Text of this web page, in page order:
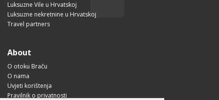
Luksuzne Vile u Hrvatskoj
Luksuzne nekretnine u Hrvatskoj
Travel partners
About
O otoku Braču
O nama
Uvjeti korištenja
Pravilnik o privatnosti